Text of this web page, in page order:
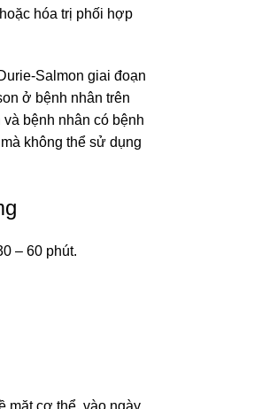
hóa trị phối hợp
Salmon giai đoạn
ở bệnh nhân trên
bệnh nhân có bệnh
không thể sử dụng
– 60 phút.
mặt cơ thể, vào ngày